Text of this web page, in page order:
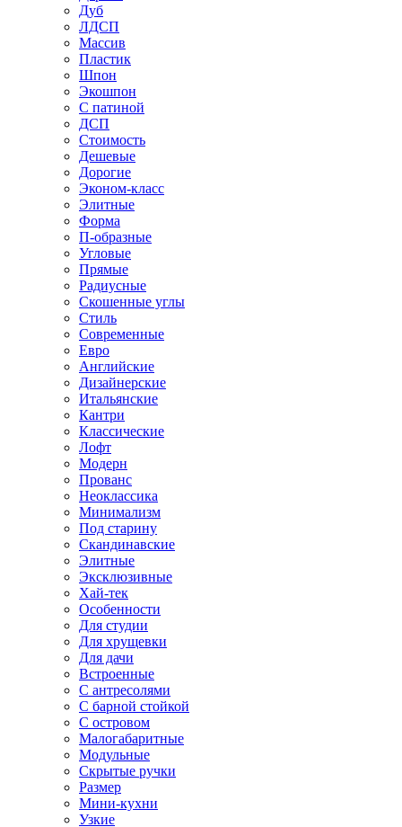
Дуб
ЛДСП
Массив
Пластик
Шпон
Экошпон
С патиной
ДСП
Стоимость
Дешевые
Дорогие
Эконом-класс
Элитные
Форма
П-образные
Угловые
Прямые
Радиусные
Скошенные углы
Стиль
Современные
Евро
Английские
Дизайнерские
Итальянские
Кантри
Классические
Лофт
Модерн
Прованс
Неоклассика
Минимализм
Под старину
Скандинавские
Элитные
Эксклюзивные
Хай-тек
Особенности
Для студии
Для хрущевки
Для дачи
Встроенные
С антресолями
С барной стойкой
С островом
Малогабаритные
Модульные
Скрытые ручки
Размер
Мини-кухни
Узкие